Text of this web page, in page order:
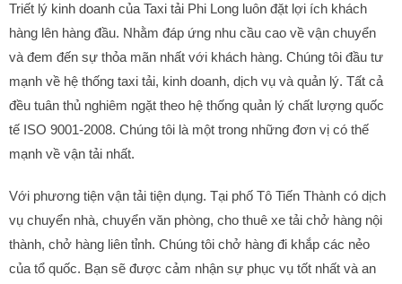
Triết lý kinh doanh của Taxi tải Phi Long luôn đặt lợi ích khách
hàng lên hàng đầu. Nhằm đáp ứng nhu cầu cao về vận chuyển
và đem đến sự thỏa mãn nhất với khách hàng. Chúng tôi đầu tư
mạnh về hệ thống taxi tải, kinh doanh, dịch vụ và quản lý. Tất cả
đều tuân thủ nghiêm ngặt theo hệ thống quản lý chất lượng quốc
tế ISO 9001-2008. Chúng tôi là một trong những đơn vị có thế
mạnh về vận tải nhất.
Với phương tiện vận tải tiện dụng. Tại phố Tô Tiến Thành có dịch
vụ chuyển nhà, chuyển văn phòng, cho thuê xe tải chở hàng nội
thành, chở hàng liên tỉnh. Chúng tôi chở hàng đi khắp các nẻo
của tổ quốc. Bạn sẽ được cảm nhận sự phục vụ tốt nhất và an